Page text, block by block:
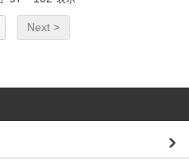
Next >